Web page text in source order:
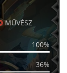
MŰVÉSZ
100%
36%